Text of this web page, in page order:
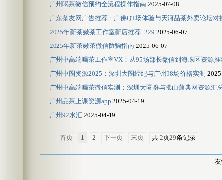
广州喝茶微信预约全流程操作指南 2025-07-08
广东条友网广告推荐：广佛QT场体验与天河品茶外卖论坛对
2025年新茶嫩茶工作室新店推荐_229 2025-06-07
2025年新茶嫩茶微信防骗指南 2025-06-07
广州中高端喝茶工作室VX：从95场部长微信到海珠区资源推
广州中圈资源2025：深圳大圈经纪与广州98场价格实测
广州中高端喝茶微信实测：深圳大圈群与佛山蒲典网资源汇
广州品茶上课资源app 2025-04-19
广州92水汇 2025-04-19
首页 1 2 下一页 末页 共 2页29条记录